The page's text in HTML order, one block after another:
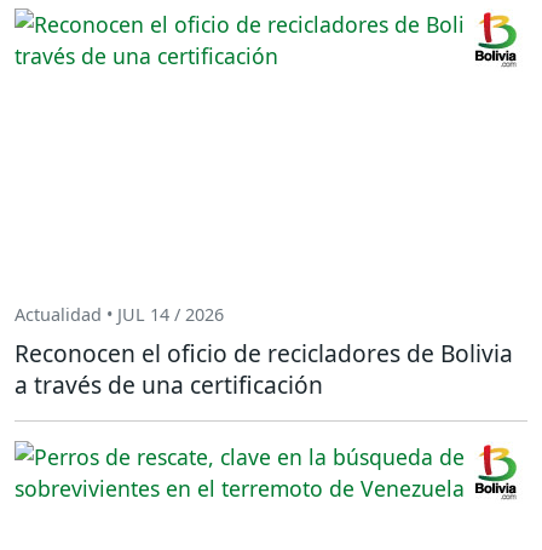
Actualidad • JUL 14 / 2026
Reconocen el oficio de recicladores de Bolivia
a través de una certificación